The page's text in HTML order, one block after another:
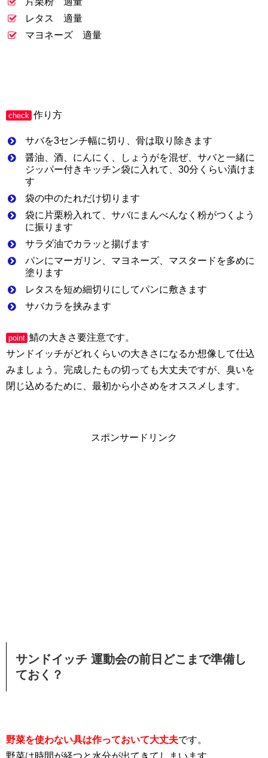
レタス 適量
マヨネーズ 適量
check 作り方
サバを3センチ幅に切り、骨は取り除きます
醤油、酒、にんにく、しょうがを混ぜ、サバと一緒に
ジッパー付きキッチン袋に入れて、30分くらい漬けま
す
袋の中のたれだけ切ります
袋に片栗粉入れて、サバにまんべんなく粉がつくよう
に振ります
サラダ油でカラッと揚げます
パンにマーガリン、マヨネーズ、マスタードを多めに
塗ります
レタスを短め細切りにしてパンに敷きます
サバカラを挟みます
point 鯖の大きさ要注意です。
サンドイッチがどれくらいの大きさになるか想像して仕込
みましょう。完成したもの切っても大丈夫ですが、臭いを
閉じ込めるために、最初から小さめをオススメします。
スポンサードリンク
サンドイッチ 運動会の前日どこまで準備し
ておく？
野菜を使わない具は作っておいて大丈夫です。
野菜は時間が経つと水分が出てきてしまいます。